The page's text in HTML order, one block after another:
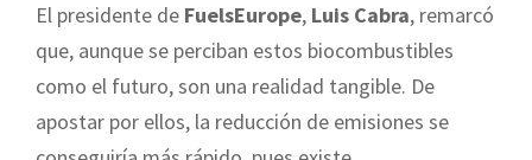
El presidente de FuelsEurope, Luis Cabra, remarcó
que, aunque se perciban estos biocombustibles
como el futuro, son una realidad tangible. De
apostar por ellos, la reducción de emisiones se